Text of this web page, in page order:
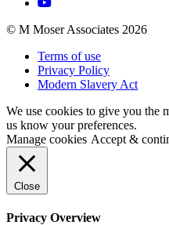
© M Moser Associates 2026
Terms of use
Privacy Policy
Modern Slavery Act
We use cookies to give you the
us know your preferences.
Manage cookies Accept &
Close
Privacy Overview